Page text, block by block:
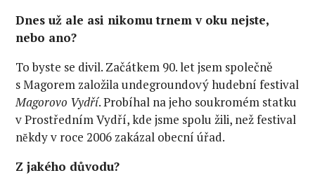
Dnes už ale asi nikomu trnem v oku nejste,
nebo ano?
To byste se divil. Začátkem 90. let jsem společně
s Magorem založila undegroundový hudební festival
Magorovo Vydří. Probíhal na jeho soukromém statku
v Prostředním Vydří, kde jsme spolu žili, než festival
nĕkdy v roce 2006 zakázal obecní úřad.
Z jakého důvodu?